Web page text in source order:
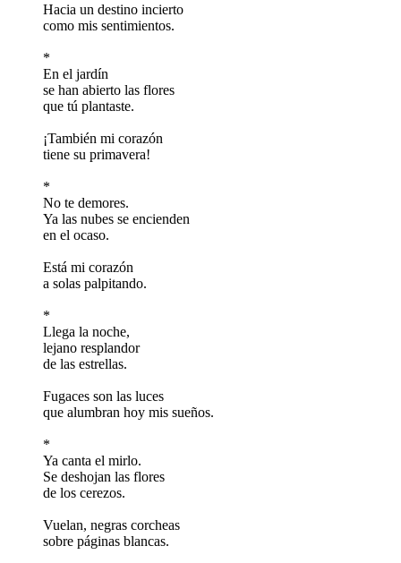
Hacia un destino incierto
como mis sentimientos.
*
En el jardín
se han abierto las flores
que tú plantaste.
¡También mi corazón
tiene su primavera!
*
No te demores.
Ya las nubes se encienden
en el ocaso.
Está mi corazón
a solas palpitando.
*
Llega la noche,
lejano resplandor
de las estrellas.
Fugaces son las luces
que alumbran hoy mis sueños.
*
Ya canta el mirlo.
Se deshojan las flores
de los cerezos.
Vuelan, negras corcheas
sobre páginas blancas.